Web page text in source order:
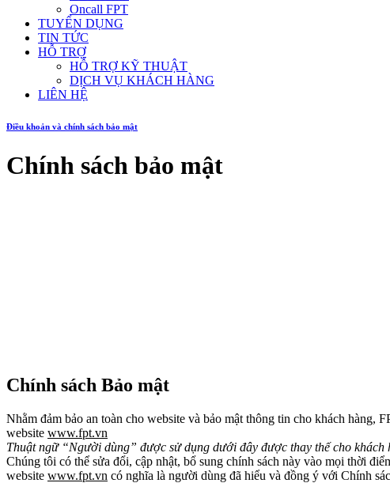
Oncall FPT
TUYỂN DỤNG
TIN TỨC
HỖ TRỢ
HỖ TRỢ KỸ THUẬT
DỊCH VỤ KHÁCH HÀNG
LIÊN HỆ
Điều khoản và chính sách bảo mật
Chính sách bảo mật
Chính sách Bảo mật
Nhằm đảm bảo an toàn cho website và bảo mật thông tin cho khách hàng,
website www.fpt.vn
Thuật ngữ “Người dùng” được sử dụng dưới đây được thay thế cho
Chúng tôi có thể sửa đổi, cập nhật, bổ sung chính sách này vào mọi thời
website www.fpt.vn có nghĩa là người dùng đã hiểu và đồng ý với Chính